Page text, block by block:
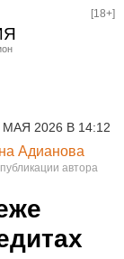
[18+]
МАЯ 2026 В 14:12
Адианова